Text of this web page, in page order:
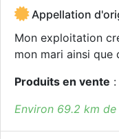
Appellation
Mon exploitation
mon mari ainsi que
Produits en vente
Environ 69.2 km